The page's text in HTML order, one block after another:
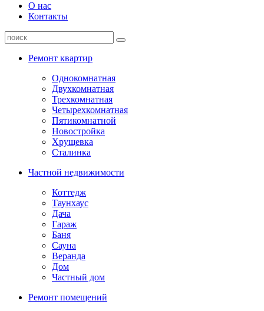
О нас
Контакты
Ремонт квартир
Однокомнатная
Двухкомнатная
Трехкомнатная
Четырехкомнатная
Пятикомнатной
Новостройка
Хрущевка
Сталинка
Частной недвижимости
Коттедж
Таунхаус
Дача
Гараж
Баня
Сауна
Веранда
Дом
Частный дом
Ремонт помещений